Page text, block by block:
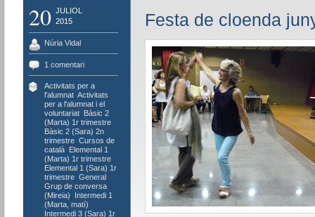
20 JULIOL
2015
Núria Vidal
1 comentari
Activitats per a
l'alumnat, Activitats
per a l'alumnat i el
voluntariat, Bàsic 2
(Marta) 1r trimestre,
Bàsic 2 (Sara) 2n
trimestre, Cursos de
català, Elemental 1
(Marta) 1r trimestre,
Elemental 1 (Sara) 1r
trimestre, General,
Grup de conversa
(Mireia)
Intermedi 1
(Marta, matí)
Intermedi 3 (Sara) 1r
Festa de cloenda